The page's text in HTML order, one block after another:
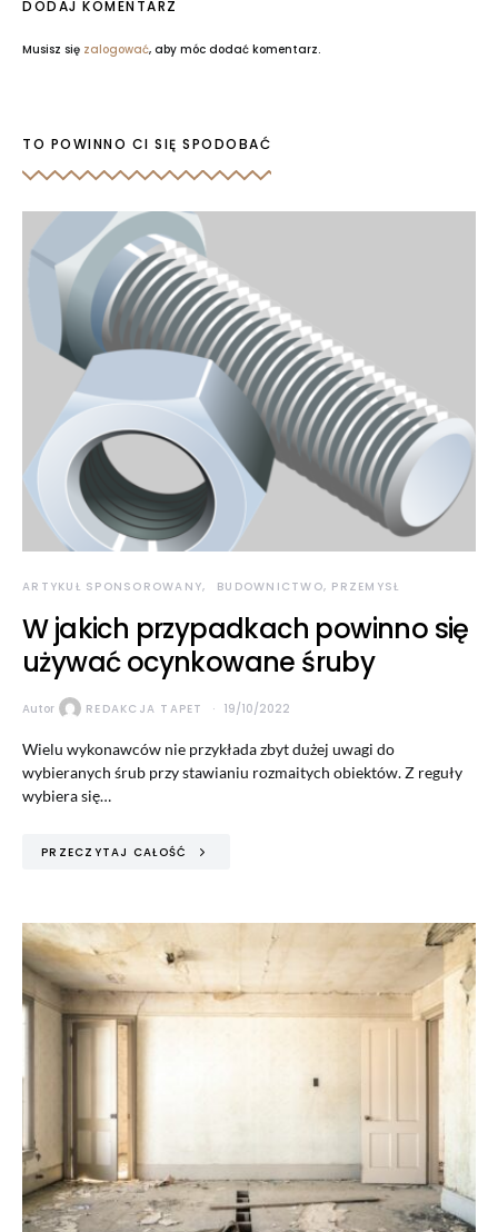
DODAJ KOMENTARZ
Musisz się zalogować, aby móc dodać komentarz.
TO POWINNO CI SIĘ SPODOBAĆ
ARTYKUŁ SPONSOROWANY BUDOWNICTWO, PRZEMYSŁ
W jakich przypadkach powinno się
używać ocynkowane śruby
Autor REDAKCJA TAPET 19/10/2022
Wielu wykonawców nie przykłada zbyt dużej uwagi do
wybieranych śrub przy stawianiu rozmaitych obiektów. Z reguły
wybiera się…
PRZECZYTAJ CAŁOŚĆ